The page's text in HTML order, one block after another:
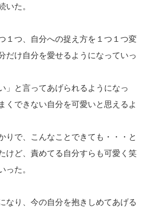
いた。
１つ、自分への捉え方を１つ１つ変
だけ自分を愛せるようになっていっ
」と言ってあげられるようになっ
くできない自分を可愛いと思えるよ
りで、こんなことできても・・・と
けど、責めてる自分すらも可愛く笑
った。
なり、今の自分を抱きしめてあげる